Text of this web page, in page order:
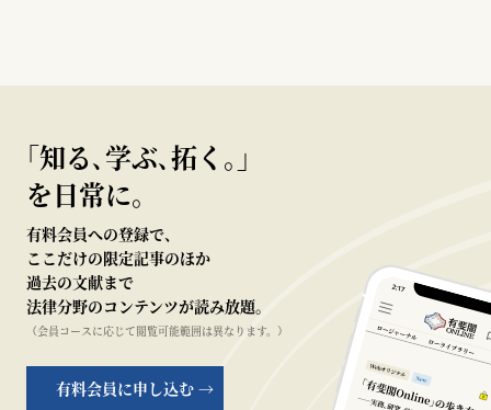
｢知る､学ぶ､拓く｡｣
を日常に。
有料会員への登録で、
ここだけの限定記事のほか
過去の文献まで
法律分野のコンテンツが読み放題。
（会員コースに応じて閲覧可能範囲は異なります。）
有料会員に申し込む →